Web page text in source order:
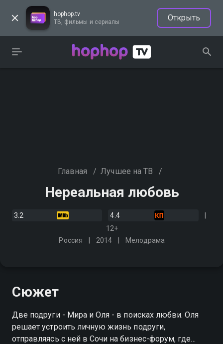
hophop.tv
ТВ, фильмы и сериалы
Открыть
Главная / Лучшее на ТВ /
Нереальная любовь
3.2
4.4
12+
Россия
2014 Мелодрама
Сюжет
Две подруги - Мира и Оля - в поисках любви. Оля
решает устроить личную жизнь подруги,
отправляясь с ней в Сочи на бизнес-форум, где